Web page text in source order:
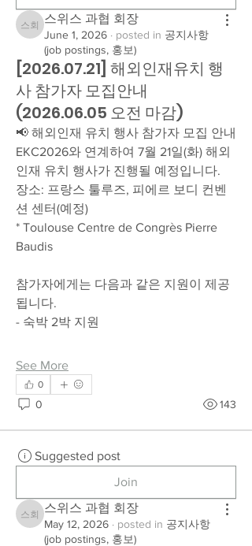
스위스 과협 회장
스위스 과협 회장
June 1, 2026 · posted in 공지사항
(job postings, 홍보)
[2026.07.21] 해외인재유치 행
사 참가자 모집안내
(2026.06.05 오전 마감)
📢 해외인재 유치 행사 참가자 모집 안내
EKC2026와 연계하여 7월 21일(화) 해외
인재 유치 행사가 진행될 예정입니다.
장소: 프랑스 툴루즈, 피에르 보디 컨벤
션 센터(예정)
* Toulouse Centre de Congrès Pierre
Baudis
참가자에게는 다음과 같은 지원이 제공
됩니다.
- 숙박 2박 지원
See More
0
0 143
Suggested post
Join
스위스 과협 회장
스위스 과협 회장
May 12, 2026 · posted in 공지사항
(job postings, 홍보)